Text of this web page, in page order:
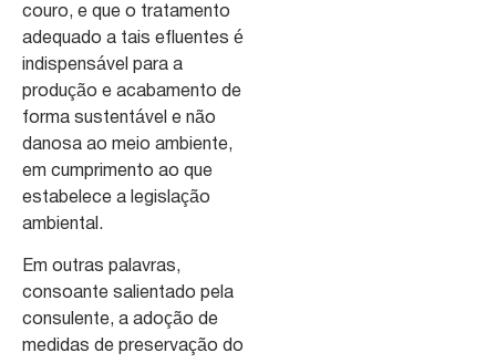
couro, e que o tratamento
adequado a tais efluentes é
indispensável para a
produção e acabamento de
forma sustentável e não
danosa ao meio ambiente,
em cumprimento ao que
estabelece a legislação
ambiental.
Em outras palavras,
consoante salientado pela
consulente, a adoção de
medidas de preservação do